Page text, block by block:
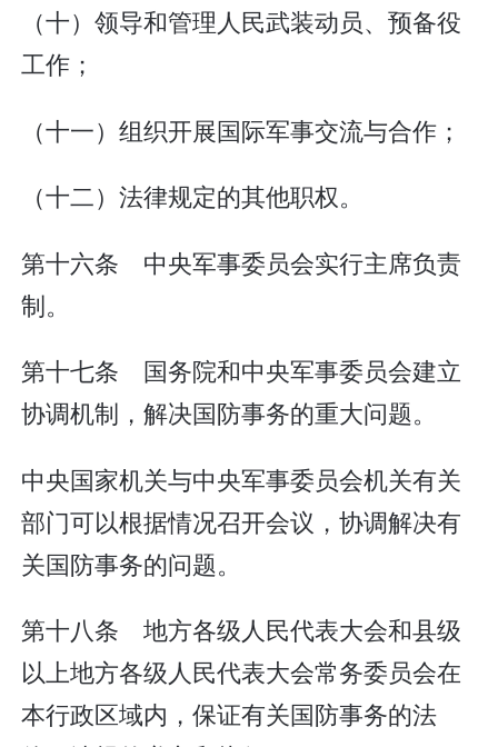
（十）领导和管理人民武装动员、预备役
工作；
（十一）组织开展国际军事交流与合作；
（十二）法律规定的其他职权。
第十六条 中央军事委员会实行主席负责
制。
第十七条 国务院和中央军事委员会建立
协调机制，解决国防事务的重大问题。
中央国家机关与中央军事委员会机关有关
部门可以根据情况召开会议，协调解决有
关国防事务的问题。
第十八条 地方各级人民代表大会和县级
以上地方各级人民代表大会常务委员会在
本行政区域内，保证有关国防事务的法